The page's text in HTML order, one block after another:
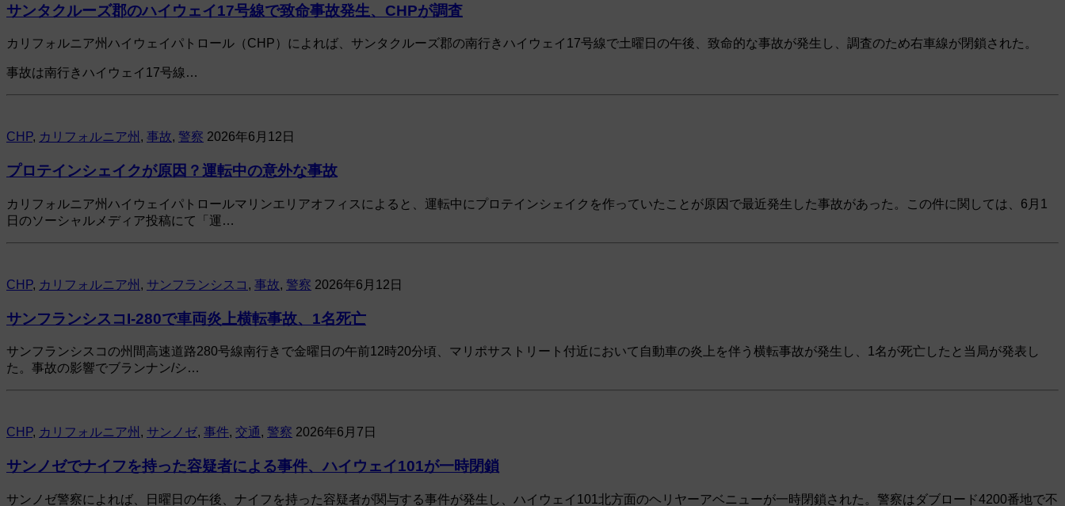
サンタクルーズ郡のハイウェイ17号線で致命事故発生、CHPが調査
カリフォルニア州ハイウェイパトロール（CHP）によれば、サンタクルーズ郡の南行きハイウェイ17号線で土曜日の午後、致命的な事故が発生し、調査のため右車線が閉鎖された。
事故は南行きハイウェイ17号線…
CHP, カリフォルニア州 , 事故, 警察 2026年6月12日
プロテインシェイクが原因？運転中の意外な事故
カリフォルニア州ハイウェイパトロールマリンエリアオフィスによると、運転中にプロテインシェイクを作っていたことが原因で最近発生した事故があった。この件に関しては、6月1
日のソーシャルメディア投稿にて「運…
CHP, カリフォルニア州 , サンフランシスコ , 事故, 警察 2026年6月12日
サンフランシスコI-280で車両炎上横転事故、1名死亡
サンフランシスコの州間高速道路280号線南行きで金曜日の午前12時20分頃、マリポサストリート付近において自動車の炎上を伴う横転事故が発生し、1名が死亡したと当局が発表し
た。事故の影響でブランナン/シ…
CHP, カリフォルニア州 , サンノゼ, 事件, 交通, 警察 2026年6月7日
サンノゼでナイフを持った容疑者による事件、ハイウェイ101が一時閉鎖
サンノゼ警察によれば、日曜日の午後、ナイフを持った容疑者が関与する事件が発生し、ハイウェイ101北方面のヘリヤーアベニューが一時閉鎖された。警察はダブロード4200番地で不